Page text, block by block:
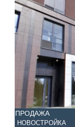
ПРОДАЖА
НОВОСТРОЙКА